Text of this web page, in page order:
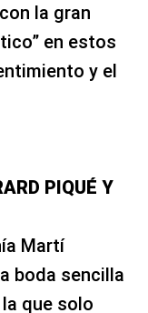
la gran
en estos
y el
PIQUÉ Y
Martí
boda sencilla
que solo